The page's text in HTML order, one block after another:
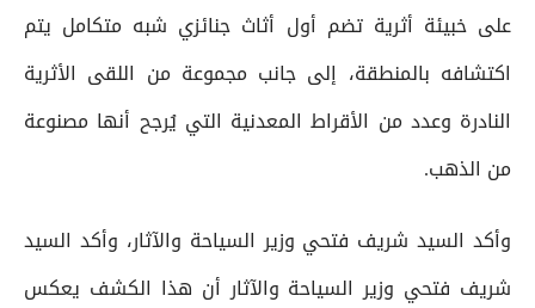
على خبيئة أثرية تضم أول أثاث جنائزي شبه متكامل يتم
اكتشافه بالمنطقة، إلى جانب مجموعة من اللقى الأثرية
النادرة وعدد من الأقراط المعدنية التي يُرجح أنها مصنوعة
من الذهب.
وأكد السيد شريف فتحي وزير السياحة والآثار، وأكد السيد
شريف فتحي وزير السياحة والآثار أن هذا الكشف يعكس